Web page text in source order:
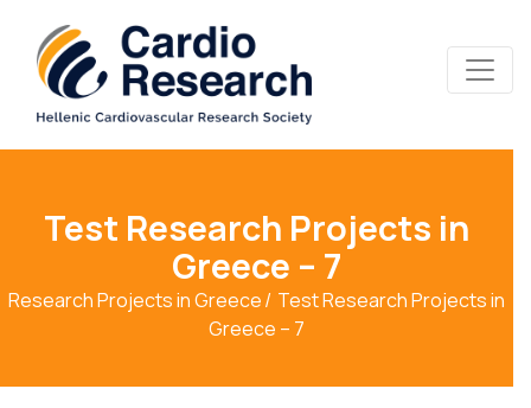
Test Research Projects in
Greece – 7
Research Projects in Greece
Test Research Projects in
Greece – 7